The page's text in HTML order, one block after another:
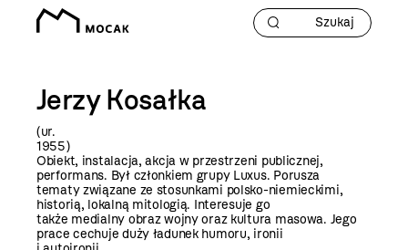
Jerzy Kosałka
(ur.
Obiekt, instalacja, akcja w przestrzeni publicznej,
performans. Był członkiem grupy Luxus. Porusza
tematy związane ze stosunkami polsko-niemieckimi,
historią, lokalną mitologią. Interesuje go
także medialny obraz wojny oraz kultura masowa. Jego
prace cechuje duży ładunek humoru, ironii